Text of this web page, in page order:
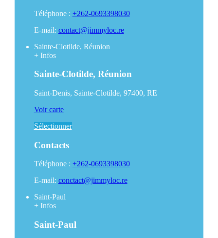
Téléphone : +262-0693398030
E-mail: contact@jimmyloc.re
Sainte-Clotilde, Réunion
+Infos
Sainte-Clotilde, Réunion
Saint-Denis, Sainte-Clotilde, 97400, RE
Voir carte
Sélectionner
Contacts
Téléphone : +262-0693398030
E-mail: conctact@jimmyloc.re
Saint-Paul
+Infos
Saint-Paul